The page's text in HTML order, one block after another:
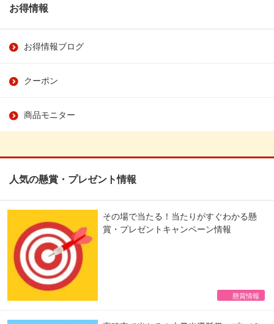
お得情報
お得情報ブログ
クーポン
商品モニター
人気の懸賞・プレゼント情報
その場で当たる！当たりがすぐわかる懸
賞・プレゼントキャンペーン情報
懸賞情報